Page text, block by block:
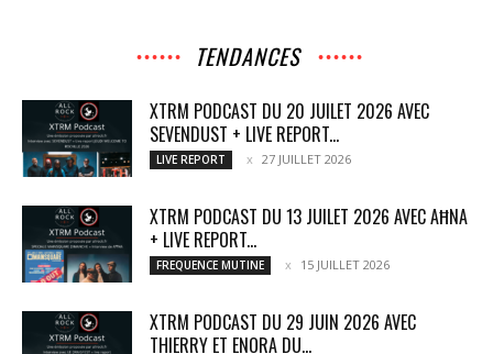
TENDANCES
XTRM PODCAST DU 20 JUILET 2026 AVEC
SEVENDUST + LIVE REPORT...
LIVE REPORT 27 JUILLET 2026
XTRM PODCAST DU 13 JUILET 2026 AVEC AĦNA
+ LIVE REPORT...
FREQUENCE MUTINE 15 JUILLET 2026
XTRM PODCAST DU 29 JUIN 2026 AVEC
THIERRY ET ENORA DU...